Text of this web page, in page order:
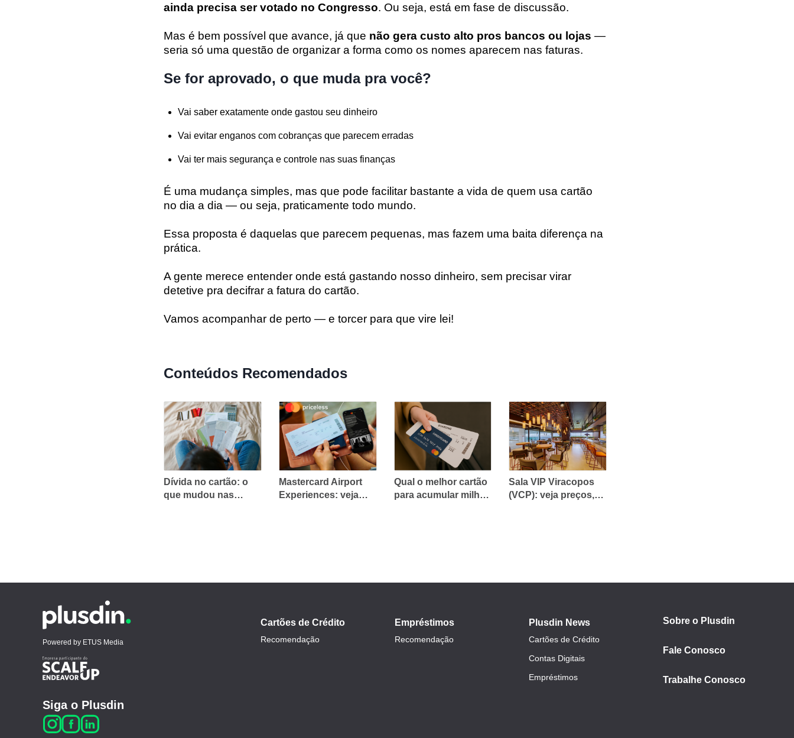
ainda precisa ser votado no Congresso. Ou seja, está em fase de discussão.
Mas é bem possível que avance, já que não gera custo alto pros bancos ou lojas —
seria só uma questão de organizar a forma como os nomes aparecem nas faturas.
Se for aprovado, o que muda pra você?
Vai saber exatamente onde gastou seu dinheiro
Vai evitar enganos com cobranças que parecem erradas
Vai ter mais segurança e controle nas suas finanças
É uma mudança simples, mas que pode facilitar bastante a vida de quem usa cartão
no dia a dia — ou seja, praticamente todo mundo.
Essa proposta é daquelas que parecem pequenas, mas fazem uma baita diferença na
prática.
A gente merece entender onde está gastando nosso dinheiro, sem precisar virar
detetive pra decifrar a fatura do cartão.
Vamos acompanhar de perto — e torcer para que vire lei!
Conteúdos Recomendados
Dívida no cartão: o
que mudou nas
Mastercard Airport
Experiences: veja
Qual o melhor cartão
para acumular milhas
Sala VIP Viracopos
(VCP): veja preços,
Siga o Plusdin
Cartões de Crédito
Recomendação
Empréstimos
Recomendação
Plusdin News
Cartões de Crédito
Contas Digitais
Empréstimos
Sobre o Plusdin
Fale Conosco
Trabalhe Conosco